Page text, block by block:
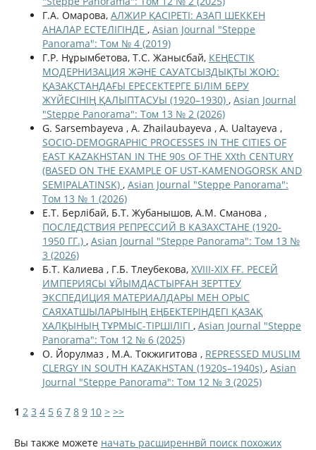
Г.А. Омарова, АЛЖИР ҚАСІРЕТІ: АЗАП ШЕККЕН
АНАЛАР ЕСТЕЛІГІНДЕ , Asian Journal "Steppe
Panorama": Том № 4 (2019)
Г.Р. Нұрымбетова, Т.С. Жанысбай, КЕҢЕСТІК
МОДЕРНИЗАЦИЯ ЖӘНЕ САУАТСЫЗДЫҚТЫ ЖОЮ:
ҚАЗАҚСТАНДАҒЫ ЕРЕСЕКТЕРГЕ БІЛІМ БЕРУ
ЖҮЙЕСІНІҢ ҚАЛЫПТАСУЫ (1920–1930) , Asian Journal
"Steppe Panorama": Том 13 № 2 (2026)
G. Sarsembayeva , A. Zhailaubayeva , A. Ualtayeva ,
SOCIO-DEMOGRAPHIC PROCESSES IN THE CITIES OF
EAST KAZAKHSTAN IN THE 90s OF THE ХХth CENTURY
(BASED ON THE EXAMPLE OF UST-KAMENOGORSK AND
SEMIPALATINSK) , Asian Journal "Steppe Panorama":
Том 13 № 1 (2026)
Е.Т. Берлібай, Б.Т. Жубанышов, А.М. Сманова ,
ПОСЛЕДСТВИЯ РЕПРЕССИЙ В КАЗАХСТАНЕ (1920-
1950 ГГ.) , Asian Journal "Steppe Panorama": Том 13 №
3 (2026)
Б.Т. Калиева , Г.Б. Тлеубекова, ХVІІІ-ХІХ ҒҒ. РЕСЕЙ
ИМПЕРИЯСЫ ҰЙЫМДАСТЫРҒАН ЗЕРТТЕУ
ЭКСПЕДИЦИЯ МАТЕРИАЛДАРЫ МЕН ОРЫС
САЯХАТШЫЛАРЫНЫҢ ЕҢБЕКТЕРІНДЕГІ ҚАЗАҚ
ХАЛҚЫНЫҢ ТҰРМЫС-ТІРШІЛІГІ , Asian Journal "Steppe
Panorama": Том 12 № 6 (2025)
О. Йорулмаз , М.А. Токжигитова , REPRESSED MUSLIM
CLERGY IN SOUTH KAZAKHSTAN (1920s–1940s) , Asian
Journal "Steppe Panorama": Том 12 № 3 (2025)
1 2 3 4 5 6 7 8 9 10 > >>
Вы также можете начать расширеннвй поиск похожих